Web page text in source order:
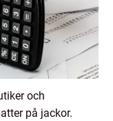
och
på jackor.